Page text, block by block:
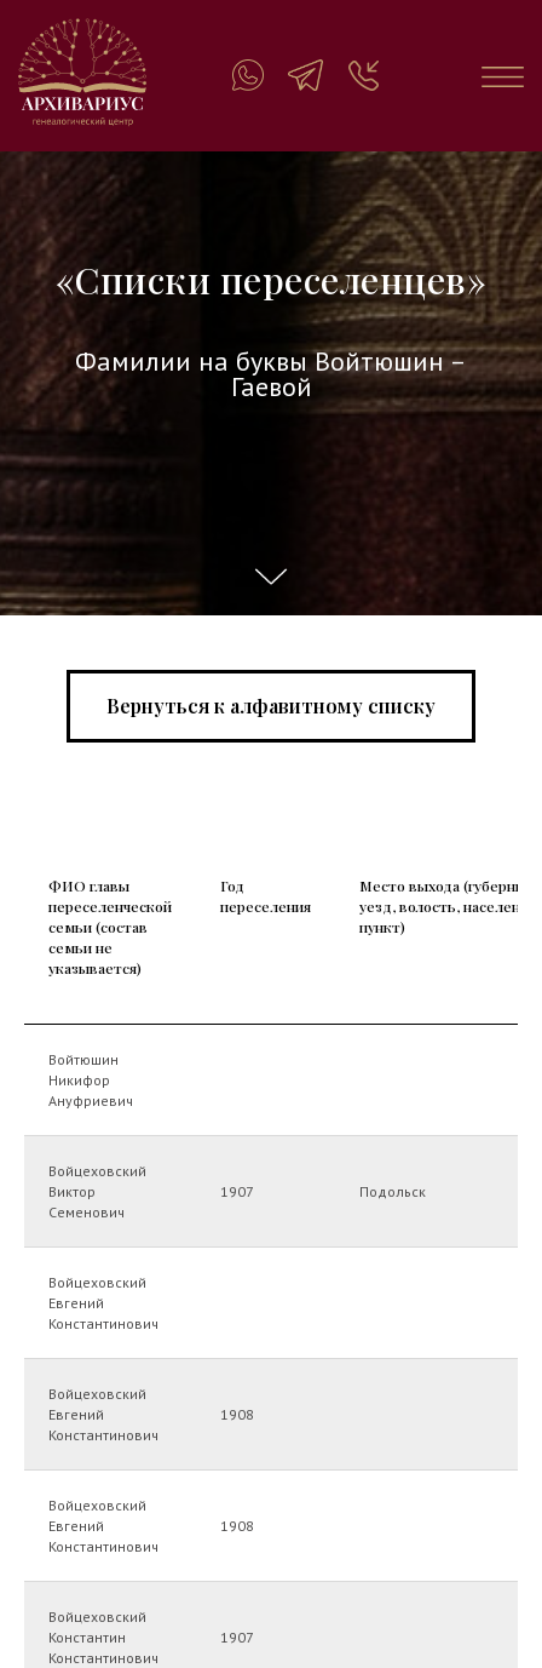
«Списки переселенцев»
Фамилии на буквы Войтюшин –
Гаевой
Вернуться к алфавитному списку
ФИО главы
переселенческой
семьи (состав
семьи не
указывается)
Год
переселения
Место выхода (губерния,
уезд, волость,
пункт)
Войтюшин
Никифор
Ануфриевич
Войцеховский
Виктор
Семенович
1907 Подольск
Войцеховский
Евгений
Константинович
Войцеховский
Евгений
Константинович
1908
Войцеховский
Евгений
Константинович
1908
Войцеховский
Константин
Константинович
1907